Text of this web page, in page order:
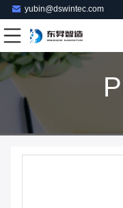
yubin@dswintec.com